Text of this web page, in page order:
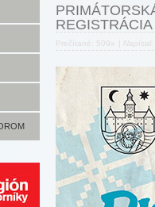
REGISTRÁCIA
Prečítané: 509x Napísal: